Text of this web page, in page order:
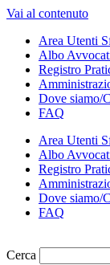
Vai al contenuto
Area Utenti
Albo
Registro
Dove siamo/
FAQ
Area Utenti
Albo
Registro
Dove siamo/
FAQ
Cerca